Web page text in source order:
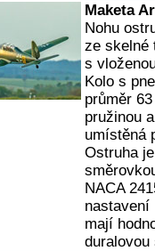
Maketa
Nohu
ze skelné
s
Kolo s
průměr
pružinou
umístěná
Ostruha
NACA
nastavení
mají
duralovou